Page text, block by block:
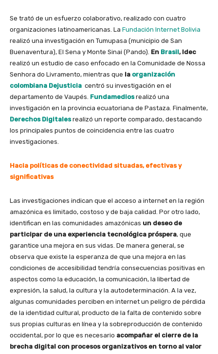
Se trató de un esfuerzo colaborativo, realizado con cuatro
organizaciones latinoamericanas. La Fundación Internet Bolivia
realizó una investigación en Tumupasa (municipio de San
Buenaventura), El Sena y Monte Sinai (Pando). En Brasil, Idec
realizó un estudio de caso enfocado en la Comunidade de Nossa
Senhora do Livramento, mientras que la organización
colombiana Dejusticia centró su investigación en el
departamento de Vaupés. Fundamediosrealizó una
investigación en la provincia ecuatoriana de Pastaza. Finalmente,
Derechos Digitalesrealizó un reporte comparado, destacando
los principales puntos de coincidencia entre las cuatro
investigaciones.
Hacia políticas de conectividad situadas, efectivas y
significativas
Las investigaciones indican que el acceso a internet en la región
amazónica es limitado, costoso y de baja calidad. Por otro lado,
identifican en las comunidades amazónicas un deseo de
participar de una experiencia tecnológica próspera, que
garantice una mejora en sus vidas. De manera general, se
observa que existe la esperanza de que una mejora en las
condiciones de accesibilidad tendría consecuencias positivas en
aspectos como la educación, la comunicación, la libertad de
expresión, la salud, la cultura y la autodeterminación. A la vez,
algunas comunidades perciben en internet un peligro de pérdida
de la identidad cultural, producto de la falta de contenido sobre
sus propias culturas en línea y la sobreproducción de contenido
occidental, por lo que es necesario acompañar el cierre de la
brecha digital con procesos organizativos en torno al valor